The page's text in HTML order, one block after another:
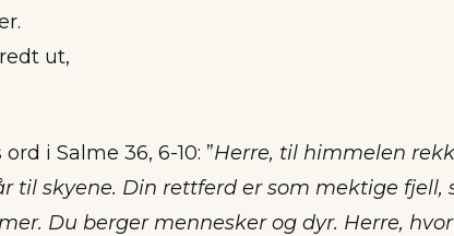
ut,
i Salme 36, 6-10: ”Herre, til himmelen
til skyene. Din rettferd er som mektige fjell,
Du berger mennesker og dyr. Herre, hvor